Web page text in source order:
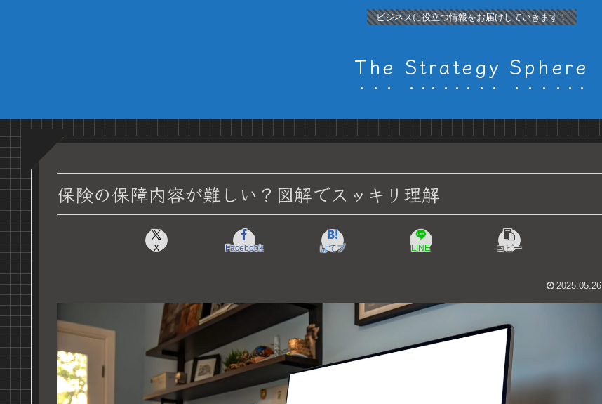
ビジネスに役立つ情報をお届けしていきます！
The Strategy Sphere
保険の保障内容が難しい？図解でスッキリ理解
X Facebook はてブ LINE コピー
2025.05.26